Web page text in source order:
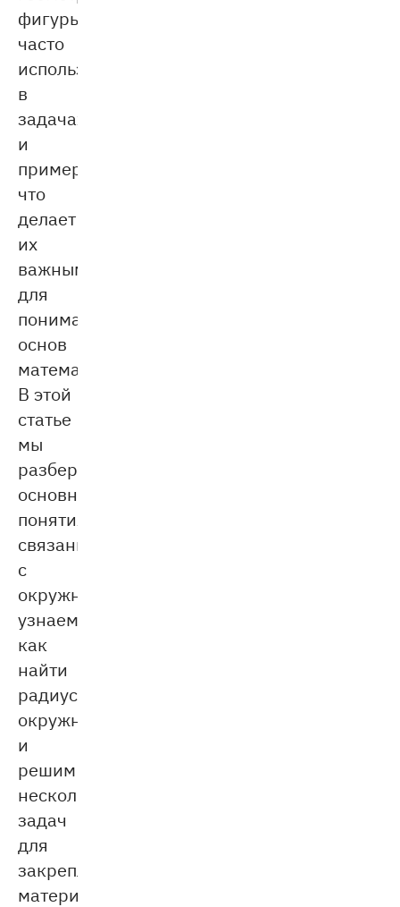
фигуры
часто
используются
в
задачах
и
примерах,
что
делает
их
важными
для
понимания
основ
математики.
В этой
статье
мы
разберём
основные
понятия,
связанные
с
окружностью,
узнаем,
как
найти
радиус
окружности
и
решим
несколько
задач
для
закрепления
материала.